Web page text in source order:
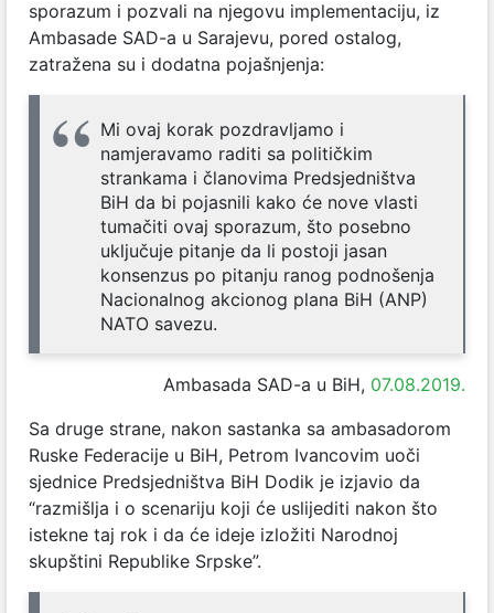
sporazum i pozvali na njegovu implementaciju, iz
Ambasade SAD-a u Sarajevu, pored ostalog,
zatražena su i dodatna pojašnjenja:
Mi ovaj korak pozdravljamo i
namjeravamo raditi sa političkim
strankama i članovima Predsjedništva
BiH da bi pojasnili kako će nove vlasti
tumačiti ovaj sporazum, što posebno
uključuje pitanje da li postoji jasan
konsenzus po pitanju ranog podnošenja
Nacionalnog akcionog plana BiH (ANP)
NATO savezu.
Ambasada SAD-a u BiH, 07.08.2019.
Sa druge strane, nakon sastanka sa ambasadorom
Ruske Federacije u BiH, Petrom Ivancovim uoči
sjednice Predsjedništva BiH Dodik je izjavio da
“razmišlja i o scenariju koji će uslijediti nakon što
istekne taj rok i da će ideje izložiti Narodnoj
skupštini Republike Srpske”.